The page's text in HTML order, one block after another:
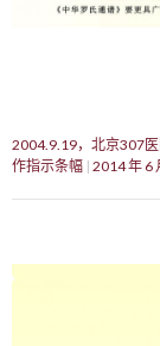
2004.9.19，北京307
作指示条幅 2014 年 6